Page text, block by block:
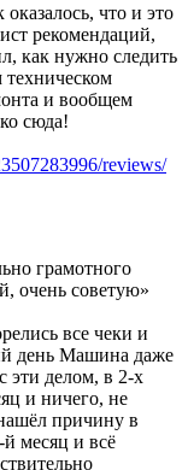
что и это
рекомендаций,
как нужно следить
техническом
и вообщем
сюда!
reviews/
грамотного
очень советую»
все чеки и
день Машина даже
эти делом, в 2-х
и ничего, не
причину в
месяц и всё